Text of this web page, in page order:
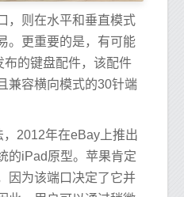
，则在水平和垂直模式
。更重要的是，有可能
的键盘配件，该配件
兼容横向模式的30针端
2012年在eBay上推出
的iPad原型。苹果肯定
因为该端口决定了它并